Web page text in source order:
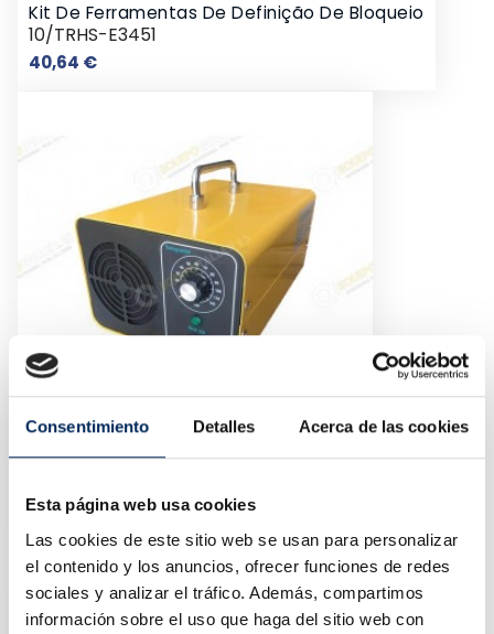
Consentimiento Detalles Acerca de las cookies
Esta página web usa cookies
Las cookies de este sitio web se usan para personalizar
el contenido y los anuncios, ofrecer funciones de redes
sociales y analizar el tráfico. Además, compartimos
información sobre el uso que haga del sitio web con
Kit De Ferramentas De Definição De Bloqueio
10/TRHS-E3451
40,64 €Preço
10/EQTHBC-TB-5G
100,00 € Preço